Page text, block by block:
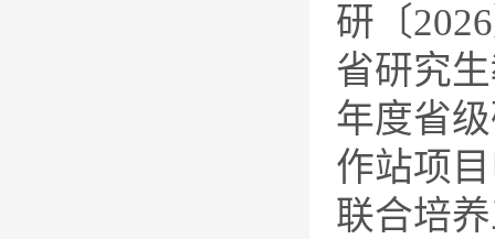
研〔
省研究
年度省
作站项
联合培